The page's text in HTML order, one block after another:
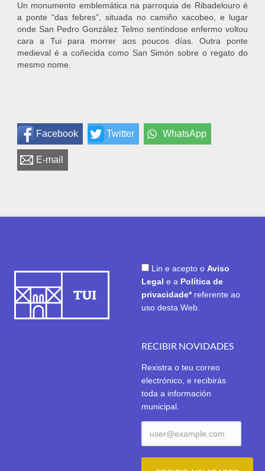
Un monumento emblemática na parroquia de Ribadelouro é
a ponte “das febres”, situada no camiño xacobeo, e lugar
onde San Pedro González Telmo sentíndose enfermo voltou
cara a Tui para morrer aos poucos días. Outra ponte
medieval é a coñecida como San Simón sobre o regato do
mesmo nome.
Facebook Twitter WhatsApp
E-mail
Lin e acepto o Aviso
Legal e a Política de
privacidade* referente ao
uso desta Web.
RECIBIR NOVIDADES
Rexistra o teu correo
electrónico, e recibirás
toda a información
municipal.